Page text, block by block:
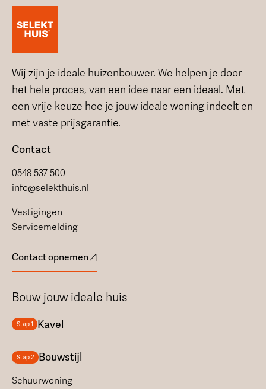
Wij zijn je ideale huizenbouwer. We helpen je door
het hele proces, van een idee naar een ideaal. Met
een vrije keuze hoe je jouw ideale woning indeelt en
met vaste prijsgarantie.
Contact
0548 537 500
info@selekthuis.nl
Vestigingen
Servicemelding
Contact opnemen
Bouw jouw ideale huis
Stap 1 Kavel
Stap 2 Bouwstijl
Schuurwoning